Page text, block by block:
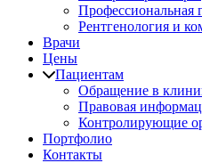
Профессиональная
Рентгенология и
Врачи
Цены
Пациентам
Обращение в
Правовая
Контролирующие
Портфолио
Контакты